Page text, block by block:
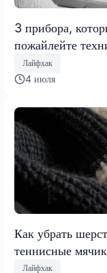
3 прибора,
пожайлейте
Лайфхак
4 июля
Как убрать
теннисные
Лайфхак